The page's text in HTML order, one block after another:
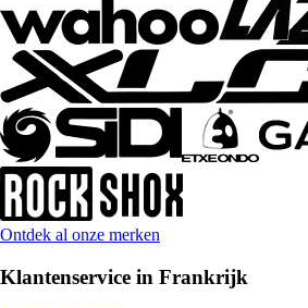
Ontdek al onze merken
Klantenservice in Frankrijk